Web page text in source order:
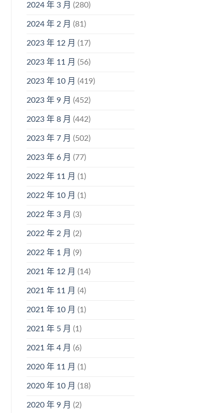
2024 年 3 月 (280)
2024 年 2 月 (81)
2023 年 12 月 (17)
2023 年 11 月 (56)
2023 年 10 月 (419)
2023 年 9 月 (452)
2023 年 8 月 (442)
2023 年 7 月 (502)
2023 年 6 月 (77)
2022 年 11 月 (1)
2022 年 10 月 (1)
2022 年 3 月 (3)
2022 年 2 月 (2)
2022 年 1 月 (9)
2021 年 12 月 (14)
2021 年 11 月 (4)
2021 年 10 月 (1)
2021 年 5 月 (1)
2021 年 4 月 (6)
2020 年 11 月 (1)
2020 年 10 月 (18)
2020 年 9 月 (2)